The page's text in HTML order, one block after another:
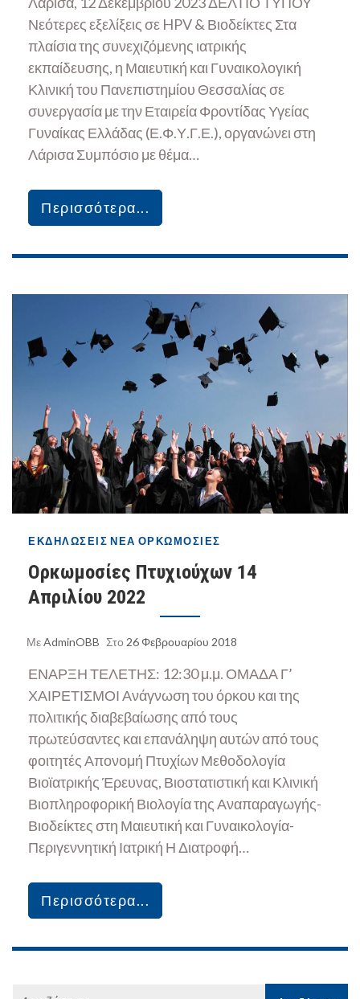
Νεότερες εξελίξεις σε HPV & Βιοδείκτες Στα
πλαίσια της συνεχιζόμενης ιατρικής
εκπαίδευσης, η Μαιευτική και Γυναικολογική
Κλινική του Πανεπιστημίου Θεσσαλίας σε
συνεργασία με την Εταιρεία Φροντίδας Υγείας
Γυναίκας Ελλάδας (Ε.Φ.Υ.Γ.Ε.), οργανώνει στη
Λάρισα Συμπόσιο με θέμα…
Περισσότερα...
ΕΚΔΗΛΏΣΕΙΣ ΝΈΑ ΟΡΚΩΜΟΣΊΕΣ
Ορκωμοσίες Πτυχιούχων 14
Απριλίου 2022
ΜεAdminOBB Στο 26 Φεβρουαρίου 2018
ΕΝΑΡΞΗ ΤΕΛΕΤΗΣ: 12:30 μ.μ. ΟΜΑΔΑ Γ’
ΧΑΙΡΕΤΙΣΜΟΙ Ανάγνωση του όρκου και της
πολιτικής διαβεβαίωσης από τους
πρωτεύσαντες και επανάληψη αυτών από τους
φοιτητές Απονομή Πτυχίων Μεθοδολογία
Βιοϊατρικής Έρευνας, Βιοστατιστική και Κλινική
Βιοπληροφορική Βιολογία της Αναπαραγωγής-
Βιοδείκτες στη Μαιευτική και Γυναικολογία-
Περιγεννητική Ιατρική Η Διατροφή…
Περισσότερα...